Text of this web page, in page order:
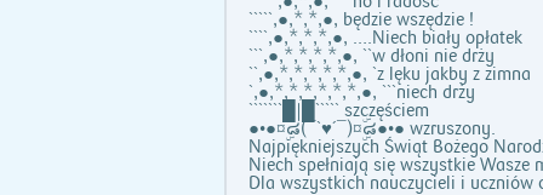
`````,●,*,*,●, będzie wszędzie !
````,●,*,*,*,●, ….Niech biały opłatek
```,●,*,*,*,*,●, ``w dłoni nie drży
``,●,*,*,*,*,*,●, `z lęku jakby z zimna
`,●,*,*,*,*,*,*,●, ```niech drży
```````█|█````` szczęściem
●•●¤ۣۜ๘(¯`♥´¯)¤ۣۜ๘●•● wzruszony.
Najpiękniejszych Świąt Bożego
Niech spełniają się wszystkie Wasze
Dla wszystkich nauczycieli i uczniów